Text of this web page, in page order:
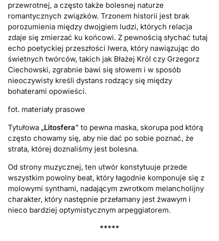
przewrotnej, a często także bolesnej naturze
romantycznych związków. Trzonem historii jest brak
porozumienia między dwojgiem ludzi, których relacja
zdaje się zmierzać ku końcowi. Z pewnością słychać tutaj
echo poetyckiej przeszłości Iwera, który nawiązując do
świetnych twórców, takich jak Błażej Król czy Grzegorz
Ciechowski, zgrabnie bawi się słowem i w sposób
nieoczywisty kreśli dystans rodzący się między
bohaterami opowieści.
fot. materiały prasowe
Tytułowa „Litosfera” to pewna maska, skorupa pod którą
często chowamy się, aby nie dać po sobie poznać, że
strata, której doznaliśmy jest bolesna.
Od strony muzycznej, ten utwór konstytuuje przede
wszystkim powolny beat, który łagodnie komponuje się z
molowymi synthami, nadającym zwrotkom melancholijny
charakter, który następnie przełamany jest żwawym i
nieco bardziej optymistycznym arpeggiatorem.
*****